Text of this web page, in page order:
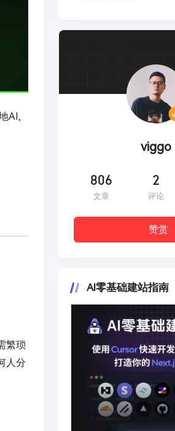
AI,
繁琐
人分
viggo
806
文章
2
评论
赞赏
AI零基础建站指南